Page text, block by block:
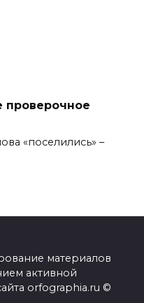
проверочное
«поселились» –
материалов
активной
orfographia.ru ©